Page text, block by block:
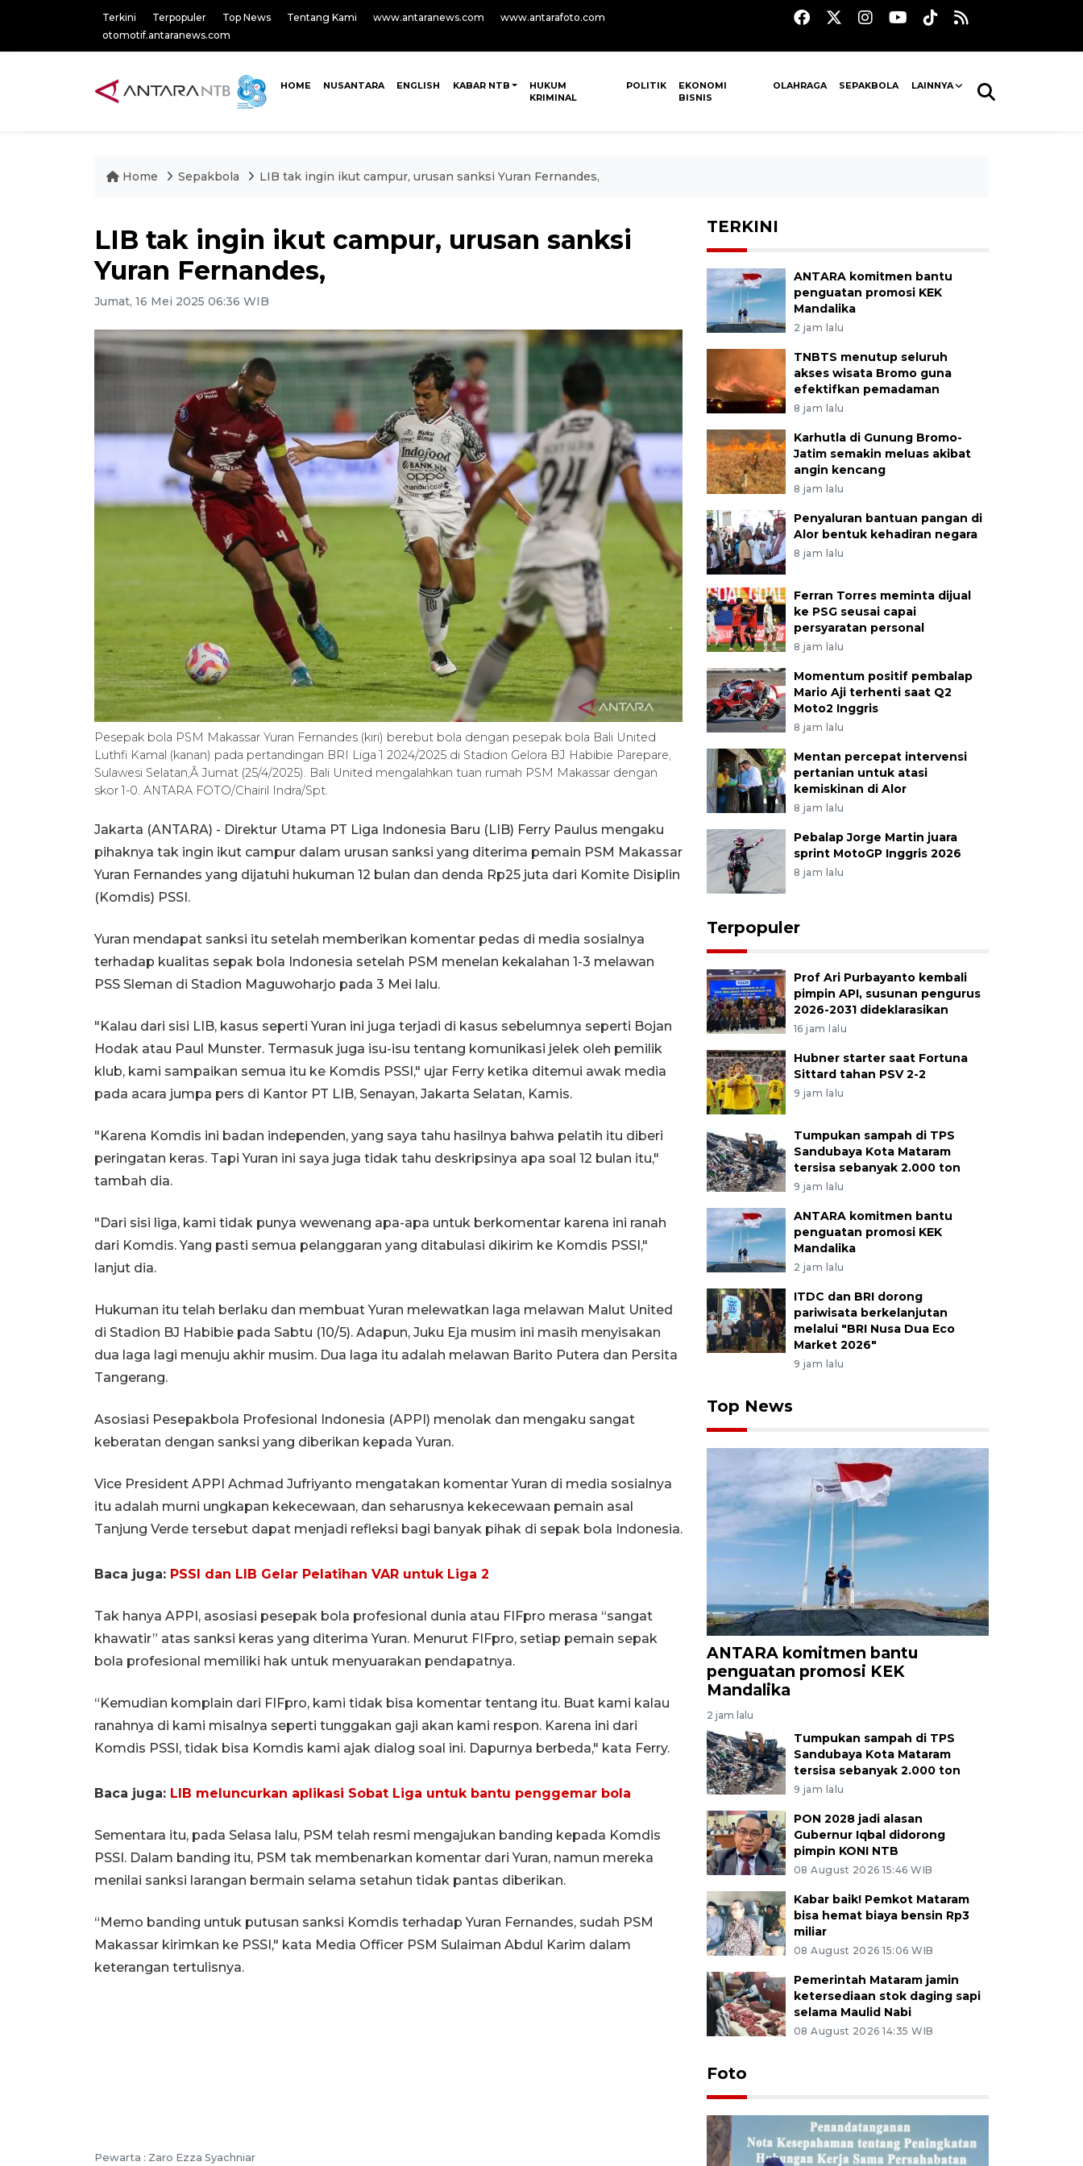
Terkini Terpopuler Top News Tentang Kami www.antaranews.com
www.antarafoto.com
otomotif.antaranews.com
HOME NUSANTARA ENGLISH KABAR NTB
HUKUM
KRIMINAL
POLITIK
EKONOMI
BISNIS
OLAHRAGA SEPAKBOLA LAINNYA
Home Sepakbola LIB tak ingin ikut campur, urusan sanksi Yuran Fernandes,
LIB tak ingin ikut campur, urusan sanksi
Yuran Fernandes,
Jumat, 16 Mei 2025 06:36 WIB
Pesepak bola PSM Makassar Yuran Fernandes (kiri) berebut bola dengan pesepak bola Bali United
Luthfi Kamal (kanan) pada pertandingan BRI Liga 1 2024/2025 di Stadion Gelora BJ Habibie Parepare,
Sulawesi Selatan,Â Jumat (25/4/2025). Bali United mengalahkan tuan rumah PSM Makassar dengan
skor 1-0. ANTARA FOTO/Chairil Indra/Spt.
Jakarta (ANTARA) - Direktur Utama PT Liga Indonesia Baru (LIB) Ferry Paulus mengaku
pihaknya tak ingin ikut campur dalam urusan sanksi yang diterima pemain PSM Makassar
Yuran Fernandes yang dijatuhi hukuman 12 bulan dan denda Rp25 juta dari Komite Disiplin
(Komdis) PSSI.
Yuran mendapat sanksi itu setelah memberikan komentar pedas di media sosialnya
terhadap kualitas sepak bola Indonesia setelah PSM menelan kekalahan 1-3 melawan
PSS Sleman di Stadion Maguwoharjo pada 3 Mei lalu.
"Kalau dari sisi LIB, kasus seperti Yuran ini juga terjadi di kasus sebelumnya seperti Bojan
Hodak atau Paul Munster. Termasuk juga isu-isu tentang komunikasi jelek oleh pemilik
klub, kami sampaikan semua itu ke Komdis PSSI," ujar Ferry ketika ditemui awak media
pada acara jumpa pers di Kantor PT LIB, Senayan, Jakarta Selatan, Kamis.
"Karena Komdis ini badan independen, yang saya tahu hasilnya bahwa pelatih itu diberi
peringatan keras. Tapi Yuran ini saya juga tidak tahu deskripsinya apa soal 12 bulan itu,"
tambah dia.
"Dari sisi liga, kami tidak punya wewenang apa-apa untuk berkomentar karena ini ranah
dari Komdis. Yang pasti semua pelanggaran yang ditabulasi dikirim ke Komdis PSSI,"
lanjut dia.
Hukuman itu telah berlaku dan membuat Yuran melewatkan laga melawan Malut United
di Stadion BJ Habibie pada Sabtu (10/5). Adapun, Juku Eja musim ini masih menyisakan
dua laga lagi menuju akhir musim. Dua laga itu adalah melawan Barito Putera dan Persita
Tangerang.
Asosiasi Pesepakbola Profesional Indonesia (APPI) menolak dan mengaku sangat
keberatan dengan sanksi yang diberikan kepada Yuran.
Vice President APPI Achmad Jufriyanto mengatakan komentar Yuran di media sosialnya
itu adalah murni ungkapan kekecewaan, dan seharusnya kekecewaan pemain asal
Tanjung Verde tersebut dapat menjadi refleksi bagi banyak pihak di sepak bola Indonesia.
Baca juga: PSSI dan LIB Gelar Pelatihan VAR untuk Liga 2
Tak hanya APPI, asosiasi pesepak bola profesional dunia atau FIFpro merasa “sangat
khawatir” atas sanksi keras yang diterima Yuran. Menurut FIFpro, setiap pemain sepak
bola profesional memiliki hak untuk menyuarakan pendapatnya.
“Kemudian komplain dari FIFpro, kami tidak bisa komentar tentang itu. Buat kami kalau
ranahnya di kami misalnya seperti tunggakan gaji akan kami respon. Karena ini dari
Komdis PSSI, tidak bisa Komdis kami ajak dialog soal ini. Dapurnya berbeda," kata Ferry.
Baca juga: LIB meluncurkan aplikasi Sobat Liga untuk bantu penggemar bola
Sementara itu, pada Selasa lalu, PSM telah resmi mengajukan banding kepada Komdis
PSSI. Dalam banding itu, PSM tak membenarkan komentar dari Yuran, namun mereka
menilai sanksi larangan bermain selama setahun tidak pantas diberikan.
“Memo banding untuk putusan sanksi Komdis terhadap Yuran Fernandes, sudah PSM
Makassar kirimkan ke PSSI," kata Media Officer PSM Sulaiman Abdul Karim dalam
keterangan tertulisnya.
Pewarta : Zaro Ezza Syachniar
TERKINI
ANTARA komitmen bantu
penguatan promosi KEK
Mandalika
2 jam lalu
TNBTS menutup seluruh
akses wisata Bromo guna
efektifkan pemadaman
8 jam lalu
Karhutla di Gunung Bromo-
Jatim semakin meluas akibat
angin kencang
8 jam lalu
Penyaluran bantuan pangan di
Alor bentuk kehadiran negara
8 jam lalu
Ferran Torres meminta dijual
ke PSG seusai capai
persyaratan personal
8 jam lalu
Momentum positif pembalap
Mario Aji terhenti saat Q2
Moto2 Inggris
8 jam lalu
Mentan percepat intervensi
pertanian untuk atasi
kemiskinan di Alor
8 jam lalu
Pebalap Jorge Martin juara
sprint MotoGP Inggris 2026
8 jam lalu
Terpopuler
Prof Ari Purbayanto kembali
pimpin API, susunan pengurus
2026-2031 dideklarasikan
16 jam lalu
Hubner starter saat Fortuna
Sittard tahan PSV 2-2
9 jam lalu
Tumpukan sampah di TPS
Sandubaya Kota Mataram
tersisa sebanyak 2.000 ton
9 jam lalu
ANTARA komitmen bantu
penguatan promosi KEK
Mandalika
2 jam lalu
ITDC dan BRI dorong
pariwisata berkelanjutan
melalui "BRI Nusa Dua Eco
Market 2026"
9 jam lalu
Top News
ANTARA komitmen bantu
penguatan promosi KEK
Mandalika
2 jam lalu
Tumpukan sampah di TPS
Sandubaya Kota Mataram
tersisa sebanyak 2.000 ton
9 jam lalu
PON 2028 jadi alasan
Gubernur Iqbal didorong
pimpin KONI NTB
08 August 2026 15:46 WIB
Kabar baik! Pemkot Mataram
bisa hemat biaya bensin Rp3
miliar
08 August 2026 15:06 WIB
Pemerintah Mataram jamin
ketersediaan stok daging sapi
selama Maulid Nabi
08 August 2026 14:35 WIB
Foto